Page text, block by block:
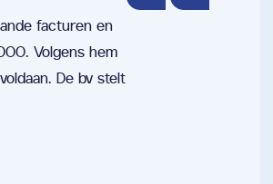
facturen en
Volgens hem
De bv stelt